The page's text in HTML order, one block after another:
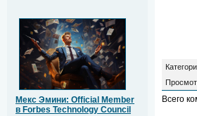
Мекс Эмини: Official Member
в Forbes Technology Council
Всего